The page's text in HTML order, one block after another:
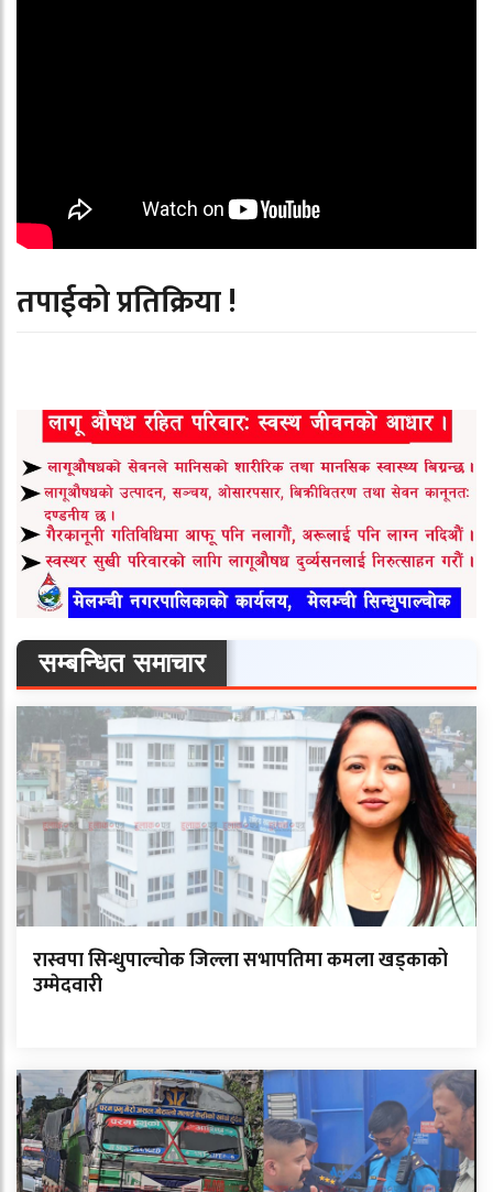
तपाईको प्रतिक्रिया !
सम्बन्धित समाचार
रास्वपा सिन्धुपाल्चोक जिल्ला सभापतिमा कमला खड्काको
उम्मेदवारी